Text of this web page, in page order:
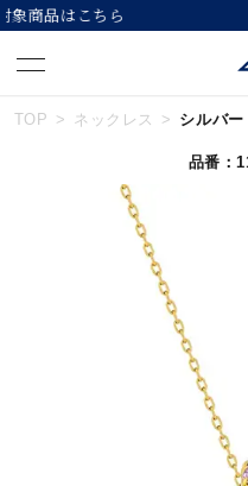
【価格改定のお
人気検索キーワード
#ペア
TOP ネックレス シルバ
品番：